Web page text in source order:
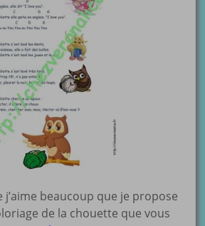
beaucoup que je propose
de la chouette que vous